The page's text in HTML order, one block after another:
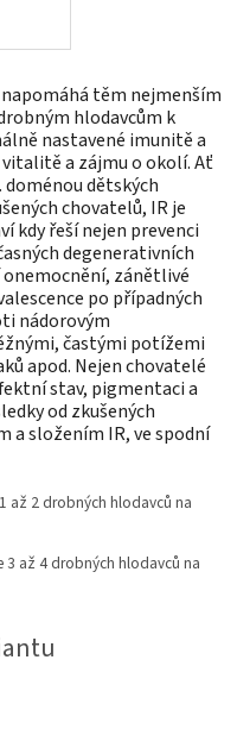
těm nejmenším
hlodavcům k
nastavené imunitě a
a zájmu o okolí. Ať
doménou dětských
chovatelů, IR je
kdy řeší nejen prevenci
degenerativních
zánětlivé
po případných
nádorovým
častými potížemi
apod. Nejen chovatelé
stav, pigmentaci a
od zkušených
a složením IR, ve spodní
až 2 drobných hlodavců na
3 až 4 drobných hlodavců na